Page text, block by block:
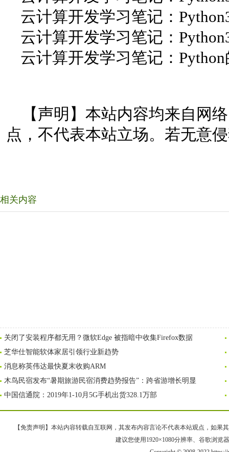
云计算开发学习笔记：
云计算开发学习笔记：
云计算开发学习笔记：Python
【声明】本站内容均来自网
点，不代表本站立场。若无意
相关内容
关闭了安装程序都无用？微软Edge 被指暗中收集Firefox数据
芝华仕智能软体家居引领行业新趋势
消息称英伟达最快夏末收购ARM
木鸟民宿发布“暑期旅游民宿消费趋势报告”：跨省游增长明显
中国信通院：2019年1-10月5G手机出货328.1万部
【免责声明】本站内容转载自互联网，其发布内容言论不代表本站观点，如果
建议您使用1920×1080分辨率、谷歌浏览